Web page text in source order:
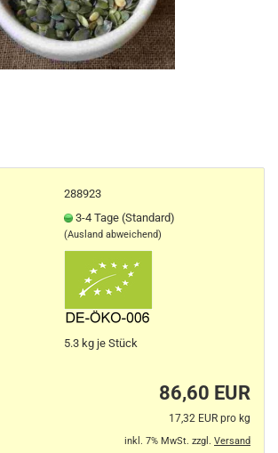
288923
3-4 Tage (Standard)
(Ausland abweichend)
5.3kg je Stück
86,60 EUR
17,32 EUR pro kg
inkl. 7% MwSt. zzgl. Versand